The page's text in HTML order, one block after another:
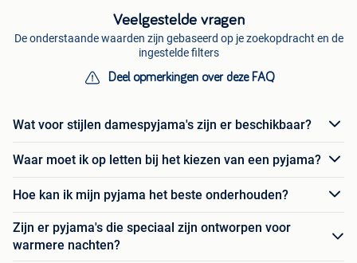
Veelgestelde vragen
De onderstaande waarden zijn gebaseerd op je zoekopdracht en de
ingestelde filters
Deel opmerkingen over deze FAQ
Wat voor stijlen damespyjama's zijn er beschikbaar?
Waar moet ik op letten bij het kiezen van een pyjama?
Hoe kan ik mijn pyjama het beste onderhouden?
Zijn er pyjama's die speciaal zijn ontworpen voor
warmere nachten?